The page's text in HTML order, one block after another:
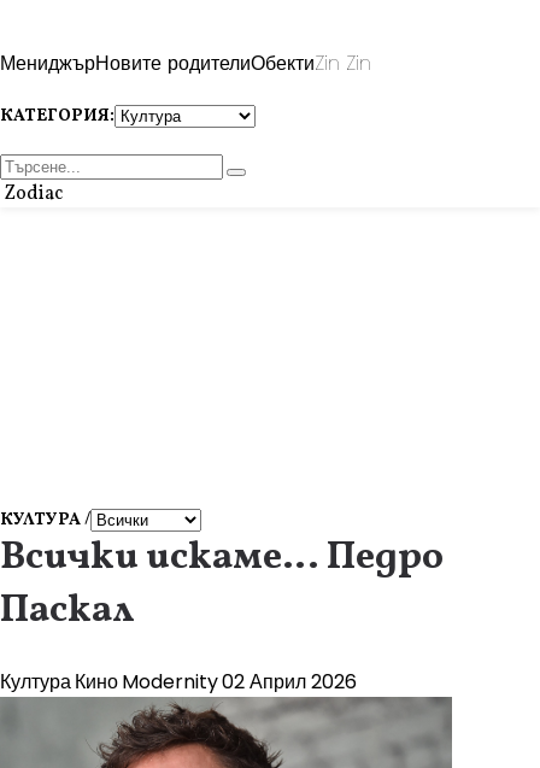
МениджърНовите родителиОбектиZin Zin
КАТЕГОРИЯ:
Zodiac
КУЛТУРА /
Всички искаме… Педро
Паскал
КултураКиноModernity02 Април 2026